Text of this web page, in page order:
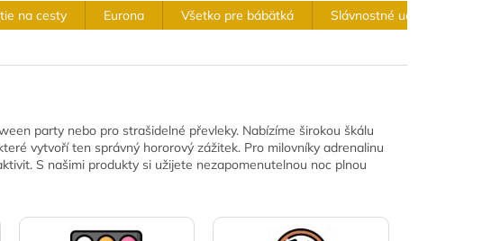
na cesty Eurona Všetko pre bábätká Slávnostné udalosti
party nebo pro strašidelné převleky. Nabízíme širokou škálu
vytvoří ten správný hororový zážitek. Pro milovníky adrenalinu
S našimi produkty si užijete nezapomenutelnou noc plnou